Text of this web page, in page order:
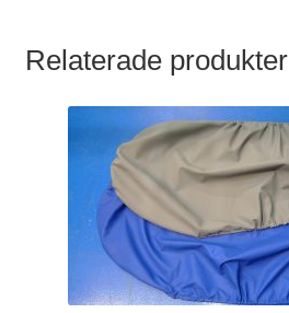
Relaterade produkter